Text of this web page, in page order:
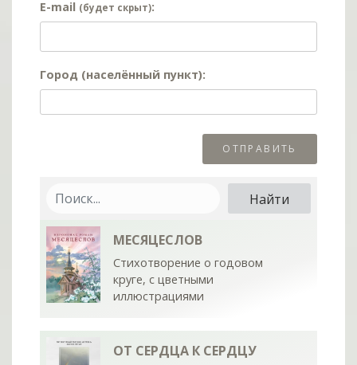
E-mail (будет скрыт):
Город (населённый пункт):
МЕСЯЦЕСЛОВ
Стихотворение о годовом
круге, с цветными
иллюстрациями
ОТ СЕРДЦА К СЕРДЦУ